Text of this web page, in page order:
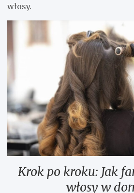
włosy.
Krok po kroku: Jak
włosy w